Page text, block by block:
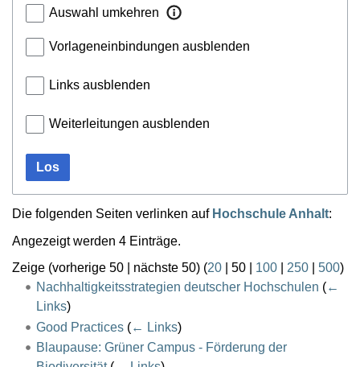
Auswahl umkehren
Vorlageneinbindungen ausblenden
Links ausblenden
Weiterleitungen ausblenden
Los
Die folgenden Seiten verlinken auf Hochschule Anhalt:
Angezeigt werden 4 Einträge.
Zeige (vorherige 50 nächste 50) (20 50 100 250 500)
Nachhaltigkeitsstrategien deutscher Hochschulen (←
Links)
Good Practices (← Links)
Blaupause: Grüner Campus - Förderung der